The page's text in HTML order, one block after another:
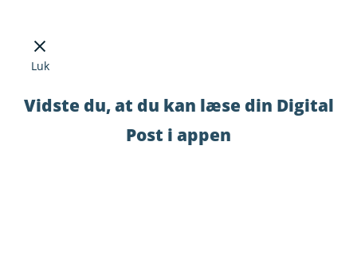
Luk
Vidste du, at du kan læse din Digital
Post i appen